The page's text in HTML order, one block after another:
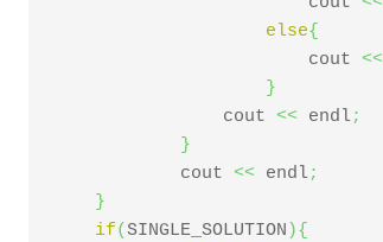
else{
			cout
<<
}
		cout
<< endl;
}
   	    cout
<< endl;
}
if(SINGLE_SOLUTION ){